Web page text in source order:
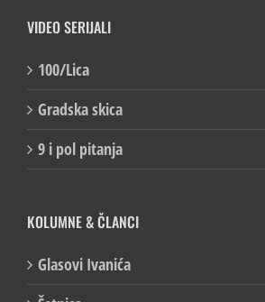
VIDEO SERIJALI
100/Lica
Gradska skica
9 i pol pitanja
KOLUMNE & ČLANCI
Glasovi Ivanića